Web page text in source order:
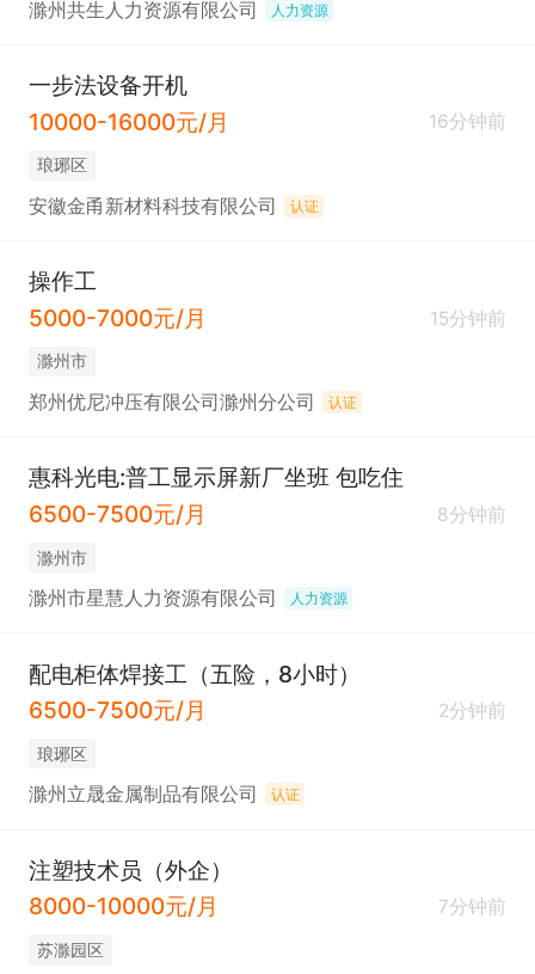
滁州共生人力资源有限公司 人力资源
一步法设备开机
10000-16000元/月
16分钟前
琅琊区
安徽金甬新材料科技有限公司 认证
操作工
5000-7000元/月
15分钟前
滁州市
郑州优尼冲压有限公司滁州分公司 认证
惠科光电:普工显示屏新厂坐班 包吃住
6500-7500元/月
8分钟前
滁州市
滁州市星慧人力资源有限公司 人力资源
配电柜体焊接工（五险，8小时）
6500-7500元/月
2分钟前
琅琊区
滁州立晟金属制品有限公司 认证
注塑技术员（外企）
8000-10000元/月
7分钟前
苏滁园区